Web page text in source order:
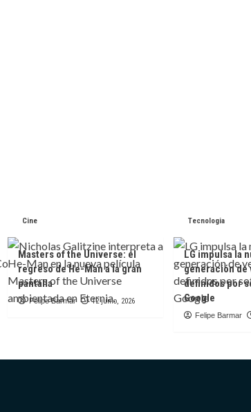
Cine
Masters of the Universe: el
regreso de He-Man a la gran
pantalla
Felipe Barmar 12 junio, 2026
Tecnologia
LG impulsa la
generación de
definidos por
Google
Felipe Barmar